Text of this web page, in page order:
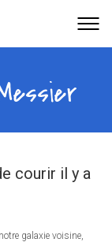
courir il y a
galaxie voisine,